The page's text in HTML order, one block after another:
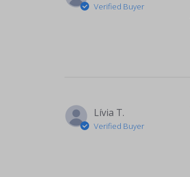
Verified Buyer
Lívia T.
Verified Buyer